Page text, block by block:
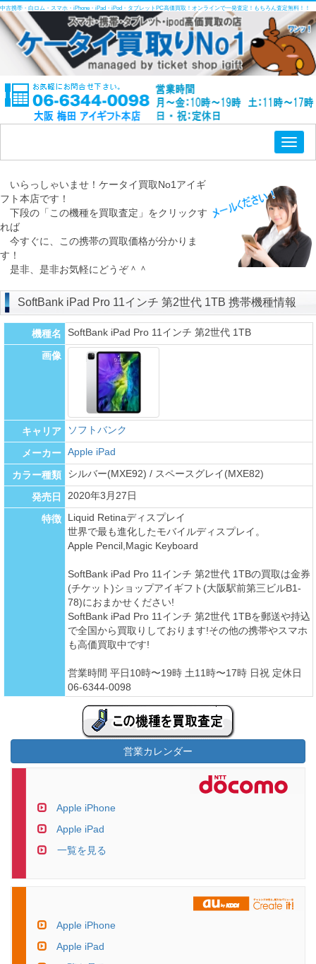
中古携帯・白ロム・スマホ・iPhone・iPad・iPod・タブレットPC高価買取！オンラインで一発査定！もちろん査定無料！！
いらっしゃいませ！ケータイ買取No1アイギ
フト本店です！
下段の「この機種を買取査定」をクリックす
れば
今すぐに、この携帯の買取価格が分かりま
す！
是非、是非お気軽にどうぞ＾＾
SoftBank iPad Pro 11インチ 第2世代 1TB 携帯機種情報
機種名 SoftBank iPad Pro 11インチ 第2世代 1TB
画像
キャリア ソフトバンク
メーカー Apple iPad
カラー種類 シルバー(MXE92) / スペースグレイ(MXE82)
発売日 2020年3月27日
特徴
Liquid Retinaディスプレイ
世界で最も進化したモバイルディスプレイ。
Apple Pencil,Magic Keyboard
SoftBank iPad Pro 11インチ 第2世代 1TBの買取は金券
(チケット)ショップアイギフト(大阪駅前第三ビルB1-
78)におまかせください!
SoftBank iPad Pro 11インチ 第2世代 1TBを郵送や持込
で全国から買取りしております!その他の携帯やスマホ
も高価買取中です!
営業時間 平日10時〜19時 土11時〜17時 日祝 定休日
06-6344-0098
営業カレンダー
Apple iPhone
Apple iPad
一覧を見る
Apple iPhone
Apple iPad